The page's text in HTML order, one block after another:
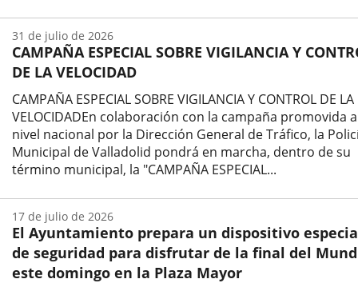
la
noticia
CAMPAÑA ESPECIAL SOBRE VIGILANCIA Y
DE LA VELOCIDAD
CAMPAÑA ESPECIAL SOBRE VIGILANCIA Y CONTROL DE LA
VELOCIDADEn colaboración con la campaña promovida a
nivel nacional por la Dirección General de Tráfico, la
Municipal de Valladolid pondrá en marcha, dentro de su
término municipal, la "CAMPAÑA ESPECIAL...
la
noticia
31 de julio de 2026
El Ayuntamiento prepara un dispositivo
de seguridad para disfrutar de la final del
este domingo en la Plaza Mayor
17 de julio de 2026